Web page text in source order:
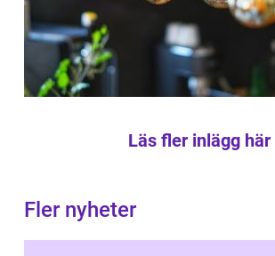
Läs fler inlägg här
Fler nyheter